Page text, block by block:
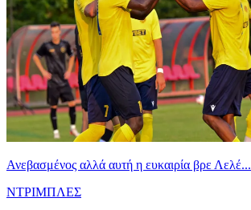
Ανεβασμένος αλλά αυτή η ευκαιρία βρε Λελέ...
ΝΤΡΙΜΠΛΕΣ